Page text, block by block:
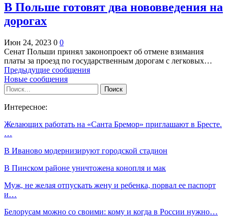
В Польше готовят два нововведения на
дорогах
Июн 24, 2023 0 0
Сенат Польши принял законопроект об отмене взимания
платы за проезд по государственным дорогам с легковых…
Предыдущие сообщения
Новые сообщения
Интересное:
Желающих работать на «Санта Бремор» приглашают в Бресте.
…
В Иваново модернизируют городской стадион
В Пинском районе уничтожена конопля и мак
Муж, не желая отпускать жену и ребенка, порвал ее паспорт
и…
Белорусам можно со своими: кому и когда в России нужно…